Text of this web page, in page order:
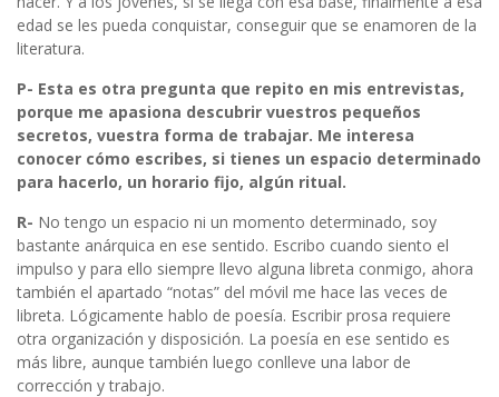
edad se les pueda conquistar, conseguir que se enamoren de la
literatura.
P- Esta es otra pregunta que repito en mis entrevistas,
porque me apasiona descubrir vuestros pequeños
secretos, vuestra forma de trabajar. Me interesa
conocer cómo escribes, si tienes un espacio determinado
para hacerlo, un horario fijo, algún ritual.
R- No tengo un espacio ni un momento determinado, soy
bastante anárquica en ese sentido. Escribo cuando siento el
impulso y para ello siempre llevo alguna libreta conmigo, ahora
también el apartado “notas” del móvil me hace las veces de
libreta. Lógicamente hablo de poesía. Escribir prosa requiere
otra organización y disposición. La poesía en ese sentido es
más libre, aunque también luego conlleve una labor de
corrección y trabajo.